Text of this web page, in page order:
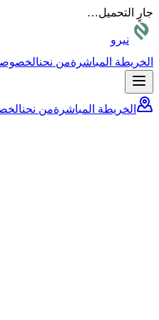
جارٍ التحميل…
نيرو
الخريطة المباشرةمن نحن
الخريطة المباشرةمن نحن